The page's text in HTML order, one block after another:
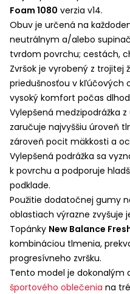
Foam 1080 verzia v14.
Obuv je určená na
neutrálnym a/alebo
tvrdom povrchu; cestách,
Zvršok je vyrobený z trojitej
priedušnosťou v kľúčových
vysoký komfort počas
Vylepšená medzipodrážka
zaručuje najvyššiu úroveň
zároveň pocit mäkkosti a
Vylepšená podrážka sa
k povrchu a podporuje
podklade.
Použitie dodatočnej gumy
oblastiach výrazne zvyšuje
Topánky New Balance
kombináciou tlmenia,
progresívneho zvršku.
Tento model je dokonalým
športového oblečenia na